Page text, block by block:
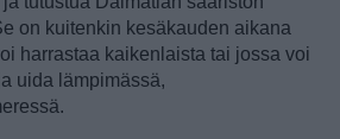
on kuitenkin kesäkauden aikana
harrastaa kaikenlaista tai jossa voi
uida lämpimässä,